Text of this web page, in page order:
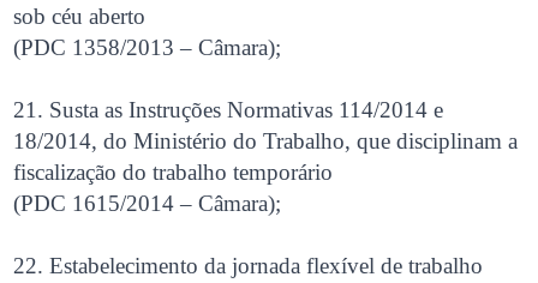
sob céu aberto
(PDC 1358/2013 – Câmara);
21. Susta as Instruções Normativas 114/2014 e
18/2014, do Ministério do Trabalho, que disciplinam a
fiscalização do trabalho temporário
(PDC 1615/2014 – Câmara);
22. Estabelecimento da jornada flexível de trabalho